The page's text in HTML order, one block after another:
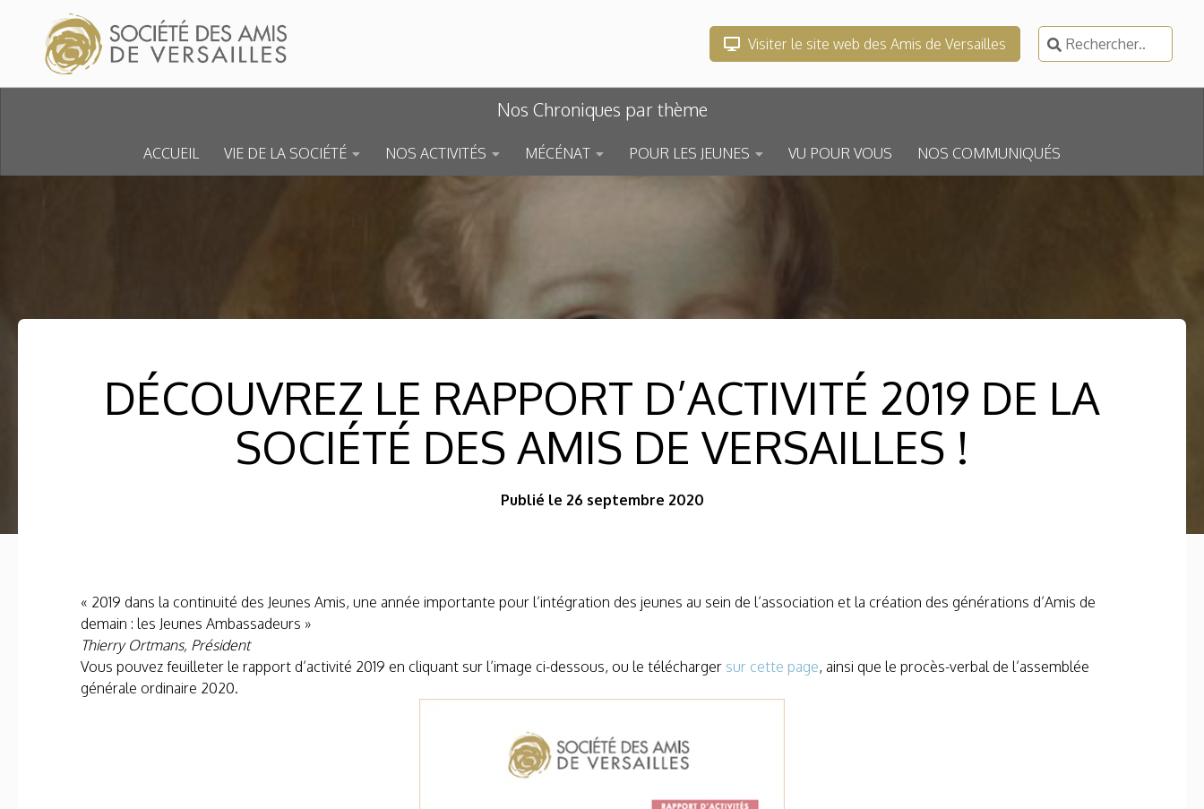
Skip to content
Visiter le site web des Amis de Versailles
Rechercher :
Nos Chroniques par thème
ACCUEIL VIE DE LA SOCIÉTÉ NOS ACTIVITÉS MÉCÉNAT POUR LES JEUNES VU POUR VOUS NOS COMMUNIQUÉS
DÉCOUVREZ LE RAPPORT D’ACTIVITÉ 2019 DE LA
SOCIÉTÉ DES AMIS DE VERSAILLES !
Publié le 26 septembre 2020
« 2019 dans la continuité des Jeunes Amis, une année importante pour l’intégration des jeunes au sein de l’association et la création des générations d’Amis de
demain : les Jeunes Ambassadeurs »
Thierry Ortmans, Président
Vous pouvez feuilleter le rapport d’activité 2019 en cliquant sur l’image ci-dessous, ou le télécharger sur cette page, ainsi que le procès-verbal de l’assemblée
générale ordinaire 2020.